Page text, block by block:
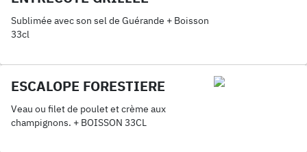
Sublimée avec son sel de Guérande + Boisson
33cl
ESCALOPE FORESTIERE
Veau ou filet de poulet et crème aux
champignons. + BOISSON 33CL